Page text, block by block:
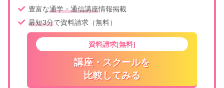
豊富な通学・通信講座情報掲載
最短3分で資料請求（無料）
資料請求[無料]
講座・スクールを
比較してみる